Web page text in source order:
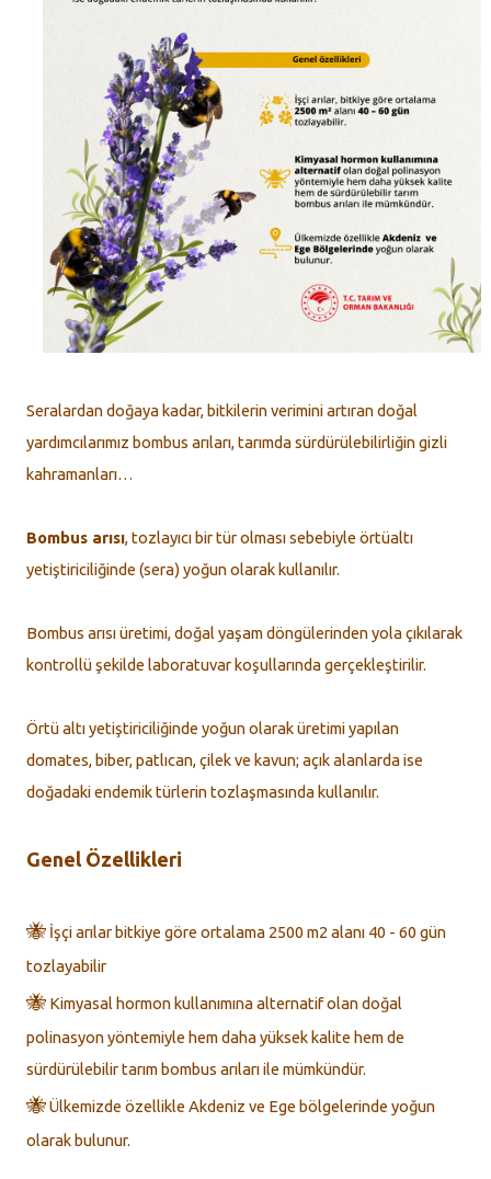
Seralardan doğaya kadar, bitkilerin verimini artıran doğal
yardımcılarımız bombus arıları, tarımda sürdürülebilirliğin gizli
kahramanları…
Bombus arısı, tozlayıcı bir tür olması sebebiyle örtüaltı
yetiştiriciliğinde (sera) yoğun olarak kullanılır.
Bombus arısı üretimi, doğal yaşam döngülerinden yola çıkılarak
kontrollü şekilde laboratuvar koşullarında gerçekleştirilir.
Örtü altı yetiştiriciliğinde yoğun olarak üretimi yapılan
domates, biber, patlıcan, çilek ve kavun; açık alanlarda ise
doğadaki endemik türlerin tozlaşmasında kullanılır.
Genel Özellikleri
🐝 İşçi arılar bitkiye göre ortalama 2500 m2 alanı 40 - 60 gün
tozlayabilir
🐝 Kimyasal hormon kullanımına alternatif olan doğal
polinasyon yöntemiyle hem daha yüksek kalite hem de
sürdürülebilir tarım bombus arıları ile mümkündür.
🐝Ülkemizde özellikle Akdeniz ve Ege bölgelerinde yoğun
olarak bulunur.